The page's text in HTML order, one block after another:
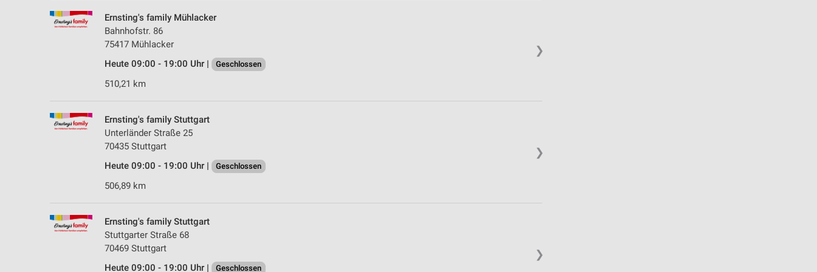
❯
Ernsting's family Mühlacker
Bahnhofstr. 86
75417 Mühlacker
Heute 09:00 - 19:00 Uhr |
Geschlossen
510,21 km
❯
Ernsting's family Stuttgart
Unterländer Straße 25
70435 Stuttgart
Heute 09:00 - 19:00 Uhr |
Geschlossen
506,89 km
❯
Ernsting's family Stuttgart
Stuttgarter Straße 68
70469 Stuttgart
Heute 09:00 - 19:00 Uhr |
Geschlossen